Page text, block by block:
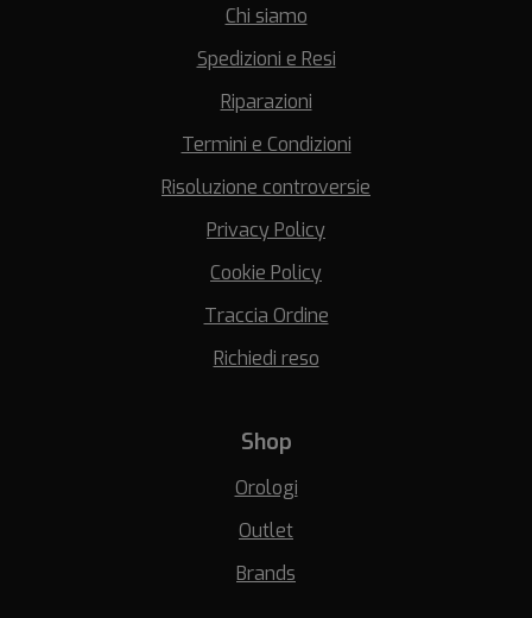
Chi siamo
Spedizioni e Resi
Riparazioni
Termini e Condizioni
Risoluzione controversie
Privacy Policy
Cookie Policy
Traccia Ordine
Richiedi reso
Shop
Orologi
Outlet
Brands